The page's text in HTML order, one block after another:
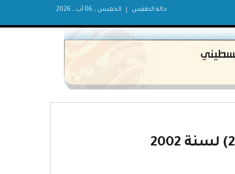
الخميس ، 06 آب ، 2026 حالة الطقس